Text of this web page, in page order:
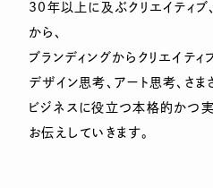
30年以上に及ぶクリエイティ
から、
ブランディングからクリエイティブ
デザイン思考、アート思考、さま
ビジネスに役立つ本格的かつ
お伝えしていきます。